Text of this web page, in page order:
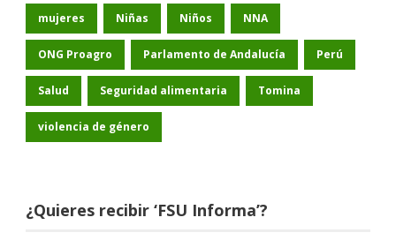
mujeres Niñas Niños NNA
ONG Proagro Parlamento de Andalucía Perú
Salud Seguridad alimentaria Tomina
violencia de género
¿Quieres recibir ‘FSU Informa’?